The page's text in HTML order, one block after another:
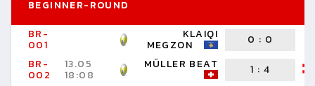
BEGINNER-ROUND
BR-
001
KLAIQI
MEGZON 0 : 0
BR-
002
13.05
18:08
MÜLLER BEAT 1 : 4